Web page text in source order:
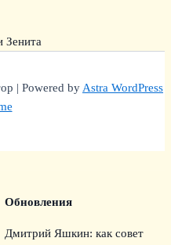
Зенита
| Powered byAstra WordPress
Обновления
Дмитрий Яшкин: как совет